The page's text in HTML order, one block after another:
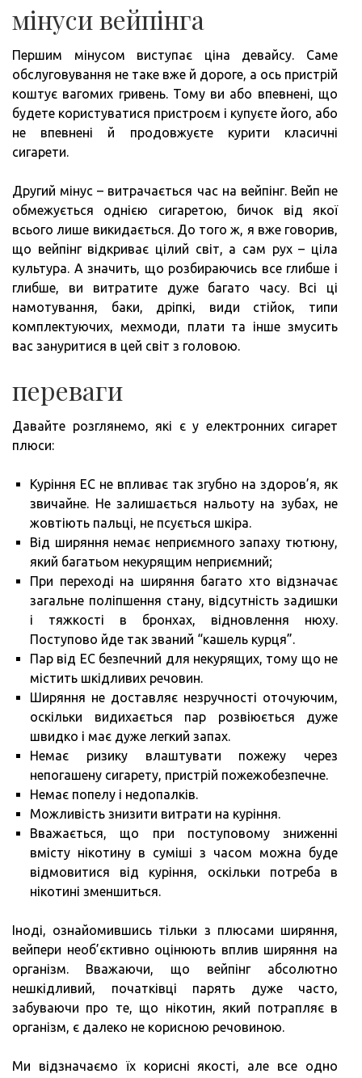
мінуси вейпінга
Першим мінусом виступає ціна девайсу. Саме
обслуговування не таке вже й дороге, а ось пристрій
коштує вагомих гривень. Тому ви або впевнені, що
будете користуватися пристроєм і купуєте його, або
не впевнені й продовжуєте курити класичні
сигарети.
Другий мінус – витрачається час на вейпінг. Вейп не
обмежується однією сигаретою, бичок від якої
всього лише викидається. До того ж, я вже говорив,
що вейпінг відкриває цілий світ, а сам рух – ціла
культура. А значить, що розбираючись все глибше і
глибше, ви витратите дуже багато часу. Всі ці
намотування, баки, дріпкі, види стійок, типи
комплектуючих, мехмоди, плати та інше змусить
вас зануритися в цей світ з головою.
переваги
Давайте розглянемо, які є у електронних сигарет
плюси:
Куріння ЕС не впливає так згубно на здоров’я, як
звичайне. Не залишається нальоту на зубах, не
жовтіють пальці, не псується шкіра.
Від ширяння немає неприємного запаху тютюну,
який багатьом некурящим неприємний;
При переході на ширяння багато хто відзначає
загальне поліпшення стану, відсутність задишки
і тяжкості в бронхах, відновлення нюху.
Поступово йде так званий “кашель курця”.
Пар від ЕС безпечний для некурящих, тому що не
містить шкідливих речовин.
Ширяння не доставляє незручності оточуючим,
оскільки видихається пар розвіюється дуже
швидко і має дуже легкий запах.
Немає ризику влаштувати пожежу через
непогашену сигарету, пристрій пожежобезпечне.
Немає попелу і недопалків.
Можливість знизити витрати на куріння.
Вважається, що при поступовому зниженні
вмісту нікотину в суміші з часом можна буде
відмовитися від куріння, оскільки потреба в
нікотині зменшиться.
Іноді, ознайомившись тільки з плюсами ширяння,
вейпери необ’єктивно оцінюють вплив ширяння на
організм. Вважаючи, що вейпінг абсолютно
нешкідливий, початківці парять дуже часто,
забуваючи про те, що нікотин, який потрапляє в
організм, є далеко не корисною речовиною.
Ми відзначаємо їх корисні якості, але все одно